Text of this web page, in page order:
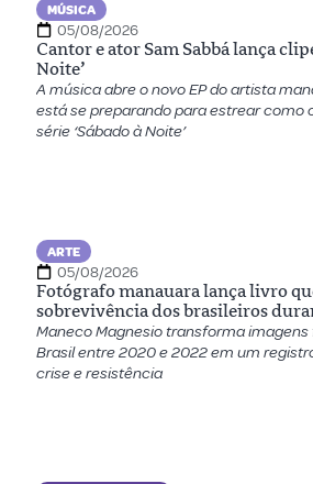
MÚSICA
05/08/2026
Cantor e ator Sam Sabbá lança
Noite’
A música abre o novo EP do artista
está se preparando para estrear como
série ‘Sábado à Noite’
ARTE
05/08/2026
Fotógrafo manauara lança livro
sobrevivência dos brasileiros
Maneco Magnesio transforma
Brasil entre 2020 e 2022 em um
crise e resistência